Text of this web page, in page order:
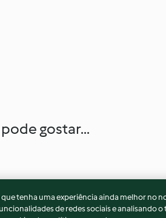
gostar...
tenha uma experiência ainda melhor no
de redes sociais e analisando